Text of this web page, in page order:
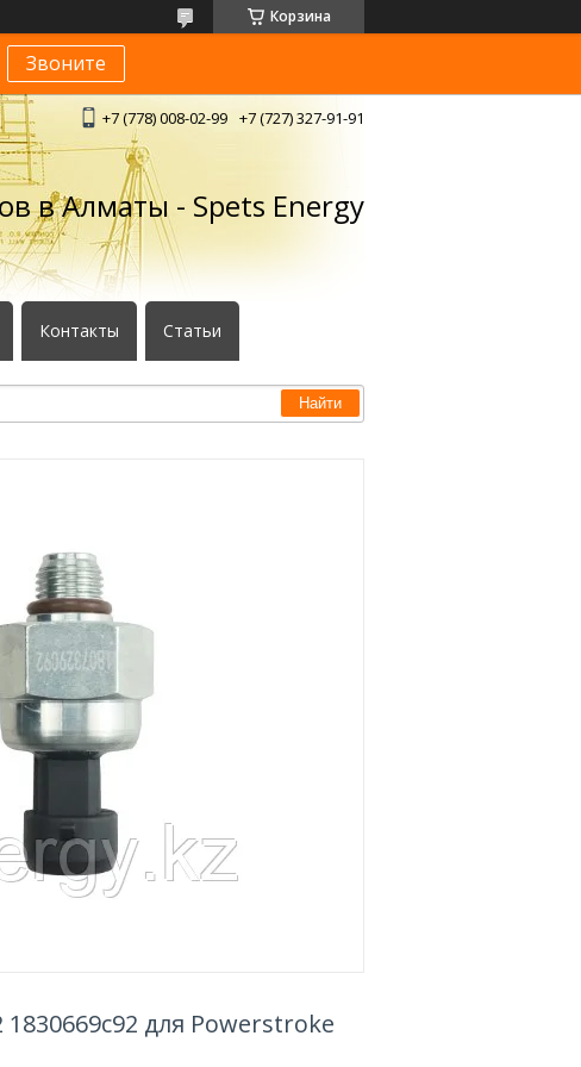
Корзина
Звоните
+7 (778) 008-02-99 +7 (727) 327-91-91
в Алматы - Spets Energy
Контакты Статьи
Найти
для Powerstroke